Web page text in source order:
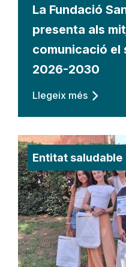
La Fundació
presenta als
comunicació el
2026-2030
Llegeix més
Entitat saludable